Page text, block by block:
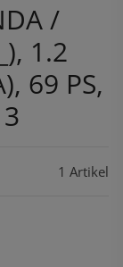
/
1.2
69 PS,
1 Artikel